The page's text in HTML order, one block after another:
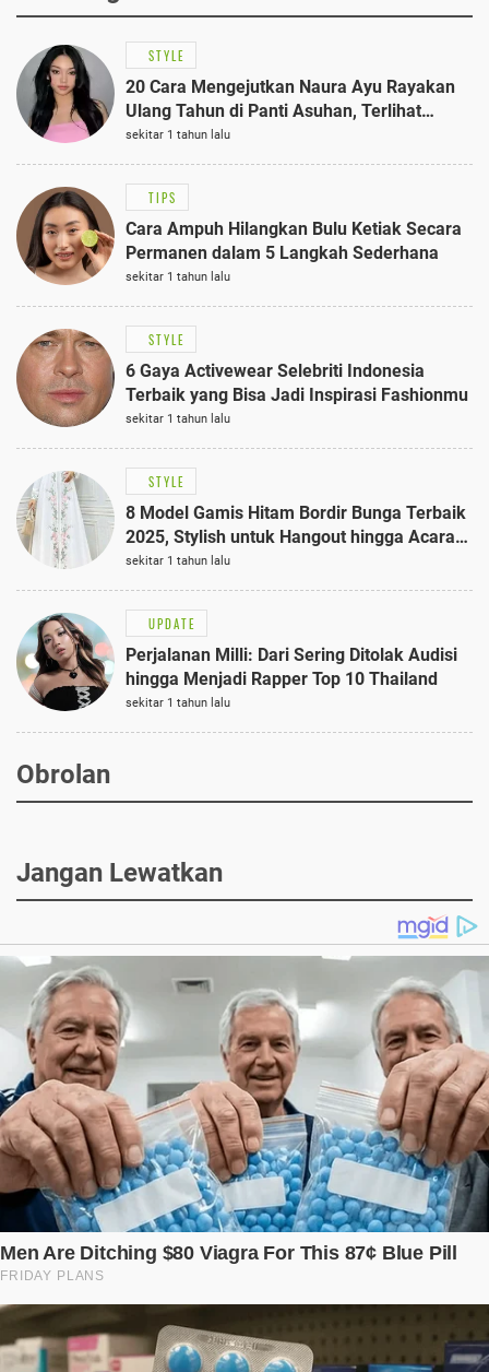
STYLE
20 Cara Mengejutkan Naura Ayu Rayakan
Ulang Tahun di Panti Asuhan, Terlihat
Anggun dengan Kaftan Cokelat
sekitar 1 tahun lalu
TIPS
Cara Ampuh Hilangkan Bulu Ketiak Secara
Permanen dalam 5 Langkah Sederhana
sekitar 1 tahun lalu
STYLE
6 Gaya Activewear Selebriti Indonesia
Terbaik yang Bisa Jadi Inspirasi Fashionmu
sekitar 1 tahun lalu
STYLE
8 Model Gamis Hitam Bordir Bunga Terbaik
2025, Stylish untuk Hangout hingga Acara
Semi-Formal
sekitar 1 tahun lalu
UPDATE
Perjalanan Milli: Dari Sering Ditolak Audisi
hingga Menjadi Rapper Top 10 Thailand
sekitar 1 tahun lalu
Obrolan
Jangan Lewatkan